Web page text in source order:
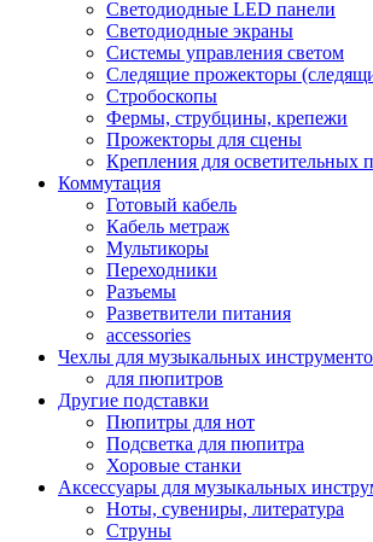
Светодиодные LED панели
Светодиодные экраны
Системы управления светом
Следящие прожекторы
Стробоскопы
Фермы, струбцины, крепежи
Прожекторы для сцены
Крепления для осветительных
Коммутация
Готовый кабель
Кабель метраж
Мультикоры
Переходники
Разъемы
Разветвители питания
accessories
Чехлы для музыкальных
для пюпитров
Другие подставки
Пюпитры для нот
Подсветка для пюпитра
Хоровые станки
Аксессуары для музыкальных
Ноты, сувениры, литература
Струны